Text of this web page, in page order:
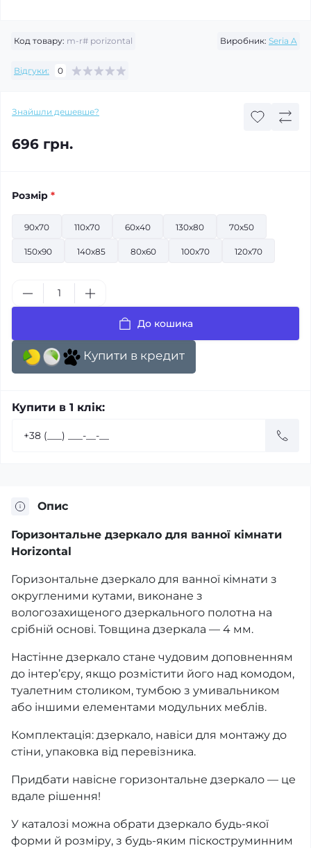
Код товару: m-r# рorizontal Виробник: Seria A
Відгуки: 0
Знайшли дешевше?
696 грн.
Розмір *
90x70 110x70 60х40 130x80 70x50
150x90 140x85 80x60 100х70 120х70
До кошика
Купити в кредит
Купити в 1 клік:
Опис
Горизонтальне дзеркало для ванної кімнати
Horizontal
Горизонтальне дзеркало для ванної кімнати з
округленими кутами, виконане з
вологозахищеного дзеркального полотна на
срібній основі. Товщина дзеркала — 4 мм.
Настінне дзеркало стане чудовим доповненням
до інтер’єру, якщо розмістити його над комодом,
туалетним столиком, тумбою з умивальником
або іншими елементами модульних меблів.
Комплектація: дзеркало, навіси для монтажу до
стіни, упаковка від перевізника.
Придбати навісне горизонтальне дзеркало — це
вдале рішення!
У каталозі можна обрати дзеркало будь-якої
форми й розміру, з будь-яким піскоструминним